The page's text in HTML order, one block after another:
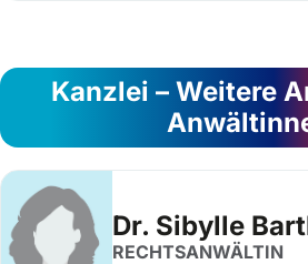
Kanzlei – Weitere
Dr. Sibylle
RECHTSANWÄLTIN